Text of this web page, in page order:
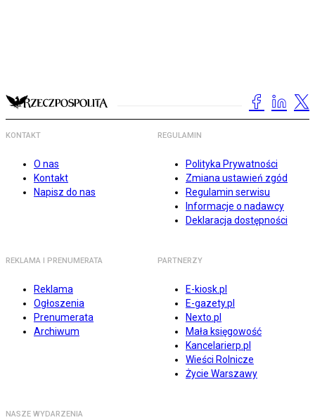
KONTAKT
O nas
Kontakt
Napisz do nas
REGULAMIN
Polityka Prywatności
Zmiana ustawień zgód
Regulamin serwisu
Informacje o nadawcy
Deklaracja dostępności
REKLAMA I PRENUMERATA
Reklama
Ogłoszenia
Prenumerata
Archiwum
PARTNERZY
E-kiosk.pl
E-gazety.pl
Nexto.pl
Mała księgowość
Kancelarierp.pl
Wieści Rolnicze
Życie Warszawy
NASZE WYDARZENIA